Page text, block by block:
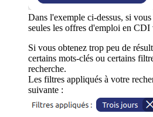
Dans l'exemple ci-dessus, si
seules les offres d'emploi en CDI
Si vous obtenez trop peu de
certains mots-clés ou certains
recherche.
Les filtres appliqués à votre
suivante :